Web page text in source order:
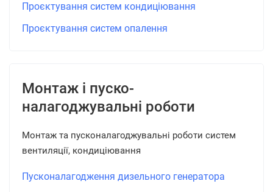
Проєктування систем кондиціювання
Проєктування систем опалення
Монтаж і пуско-
налагоджувальні роботи
Монтаж та пусконалагоджувальні роботи систем
вентиляції, кондиціювання
Пусконалагодження дизельного генератора